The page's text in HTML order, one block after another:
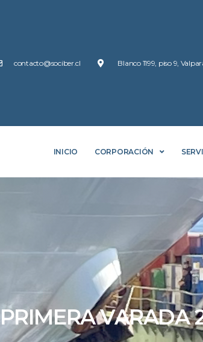
contacto@sociber.cl Blanco 1199, piso 9,
INICIO CORPORACIÓN
PRIMERA VARADA